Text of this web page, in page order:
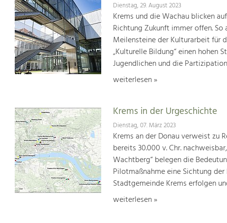
Dienstag, 29. August 2023
Krems und die Wachau blicken
Richtung Zukunft immer offen.
Meilensteine der Kulturarbeit für
„Kulturelle Bildung“ einen hohen
Jugendlichen und die
weiterlesen »
Krems in der Urgeschichte
Dienstag, 07. März 2023
Krems an der Donau verweist zu
bereits 30.000 v. Chr.
Wachtberg“ belegen die
Pilotmaßnahme eine Sichtung
Stadtgemeinde Krems erfolgen
weiterlesen »